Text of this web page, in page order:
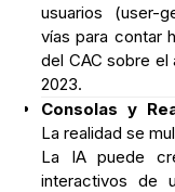
usuarios (user-
vías para contar
del CAC sobre el
2023.
Consolas y
La realidad se
La IA puede
interactivos de